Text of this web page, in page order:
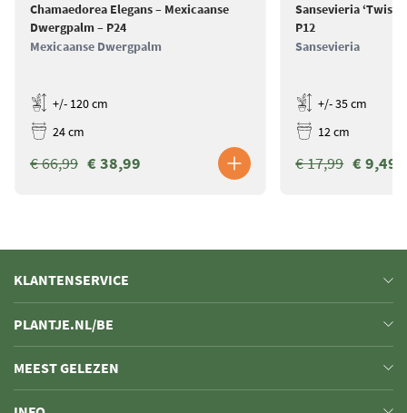
Chamaedorea Elegans – Mexicaanse
Dwergpalm – P24
Mexicaanse Dwergpalm
+/- 120 cm
24 cm
€ 38,99
€ 66,99
Sansevieria
P12
Sansevieria
+/- 35 cm
12 cm
€ 9,49
€ 17,99
KLANTENSERVICE
PLANTJE.NL/BE
MEEST GELEZEN